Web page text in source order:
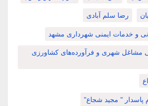
رضا سلم آبادی
و خدمات ایمنی شهرداری مشهد
مشاغل شهری و فرآورده‌های کشاورزی
پاسدار " مجید شجاع"